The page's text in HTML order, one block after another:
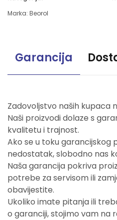
Marka: Beorol
Garancija
Zadovoljstvo naših kupaca
Naši proizvodi dolaze s
kvalitetu i trajnost.
Ako se u toku garancijskog
nedostatak, slobodno nas
Naša garancija pokriva
potrebe za servisom ili
obavijestite.
Ukoliko imate pitanja ili
o garanciji, stojimo vam na